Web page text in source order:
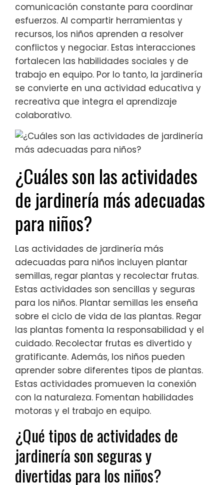
comunicación constante para coordinar
esfuerzos. Al compartir herramientas y
recursos, los niños aprenden a resolver
conflictos y negociar. Estas interacciones
fortalecen las habilidades sociales y de
trabajo en equipo. Por lo tanto, la jardinería
se convierte en una actividad educativa y
recreativa que integra el aprendizaje
colaborativo.
¿Cuáles son las actividades
de jardinería más adecuadas
para niños?
Las actividades de jardinería más
adecuadas para niños incluyen plantar
semillas, regar plantas y recolectar frutas.
Estas actividades son sencillas y seguras
para los niños. Plantar semillas les enseña
sobre el ciclo de vida de las plantas. Regar
las plantas fomenta la responsabilidad y el
cuidado. Recolectar frutas es divertido y
gratificante. Además, los niños pueden
aprender sobre diferentes tipos de plantas.
Estas actividades promueven la conexión
con la naturaleza. Fomentan habilidades
motoras y el trabajo en equipo.
¿Qué tipos de actividades de
jardinería son seguras y
divertidas para los niños?